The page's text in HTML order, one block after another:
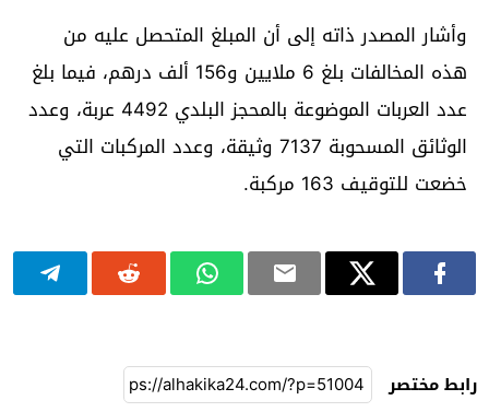
وأشار المصدر ذاته إلى أن المبلغ المتحصل عليه من
هذه المخالفات بلغ 6 ملايين ‏و156 ألف درهم، فيما بلغ
عدد العربات الموضوعة بالمحجز البلدي 4492 عربة، وعدد
الوثائق المسحوبة 7137 وثيقة، وعدد المركبات التي
خضعت للتوقيف 163 مركبة.
رابط مختصر